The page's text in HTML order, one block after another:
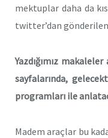
mektuplar daha da
twitter’dan
Yazdığımız
sayfalarında,
programları ile
Madem araçlar bu